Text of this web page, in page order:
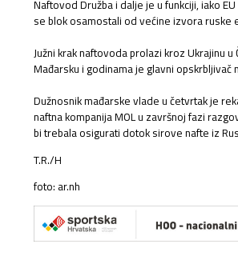
Naftovod Družba i dalje je u funkciji, iako
se blok osamostali od većine izvora ruske
Južni krak naftovoda prolazi kroz Ukrajinu u
Mađarsku i godinama je glavni opskrbljivač
Dužnosnik mađarske vlade u četvrtak je
naftna kompanija MOL u završnoj fazi
bi trebala osigurati dotok sirove nafte iz
T.R./H
foto: ar.nh